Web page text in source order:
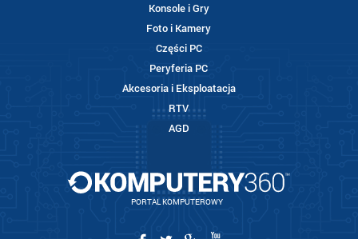
Konsole i Gry
Foto i Kamery
Części PC
Peryferia PC
Akcesoria i Eksploatacja
RTV
AGD
PORTAL KOMPUTEROWY